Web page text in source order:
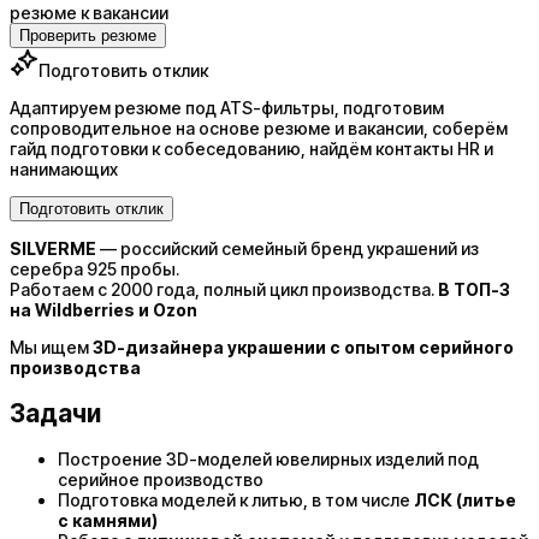
резюме к вакансии
Проверить резюме
Подготовить отклик
Адаптируем резюме под ATS-фильтры, подготовим
сопроводительное на основе резюме и вакансии, соберём
гайд подготовки к собеседованию, найдём контакты HR и
нанимающих
Подготовить отклик
SILVERME — российский семейный бренд украшений из
серебра 925 пробы.
Работаем с 2000 года, полный цикл производства. В ТОП-3
на Wildberries и Ozon
Мы ищем3D-дизайнера украшении с опытом серийного
производства
Задачи
Построение 3D-моделей ювелирных изделий под
серийное производство
Подготовка моделей к литью, в том числе ЛСК (литье
с камнями)